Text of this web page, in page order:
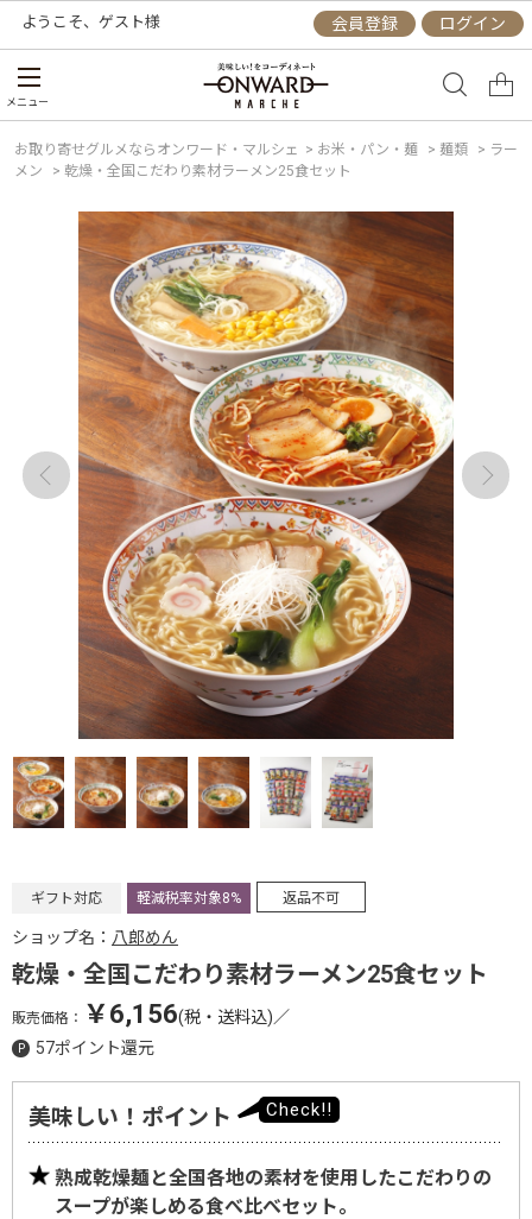
ようこそ、 ゲスト様 会員登録 ログイン
メニュー
お取り寄せグルメならオンワード・マルシェ > お米・パン・麺 > 麺類 > ラー
メン
> 乾燥・全国こだわり素材ラーメン25食セット
ギフト対応 軽減税率対象8% 返品不可
ショップ名： 八郎めん
乾燥・全国こだわり素材ラーメン25食セット
販売価格： ￥6,156(税・送料込)／
57ポイント還元
美味しい！ポイント
熟成乾燥麺と全国各地の素材を使用したこだわりの
スープが楽しめる食べ比べセット。